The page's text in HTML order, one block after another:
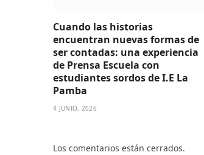
Cuando las historias
encuentran nuevas formas de
ser contadas: una experiencia
de Prensa Escuela con
estudiantes sordos de I.E La
Pamba
4 JUNIO, 2026
Los comentarios están cerrados.